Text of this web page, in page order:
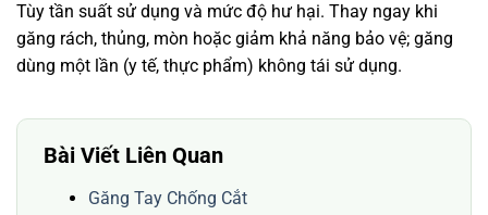
Tùy tần suất sử dụng và mức độ hư hại. Thay ngay khi
găng rách, thủng, mòn hoặc giảm khả năng bảo vệ; găng
dùng một lần (y tế, thực phẩm) không tái sử dụng.
Bài Viết Liên Quan
Găng Tay Chống Cắt